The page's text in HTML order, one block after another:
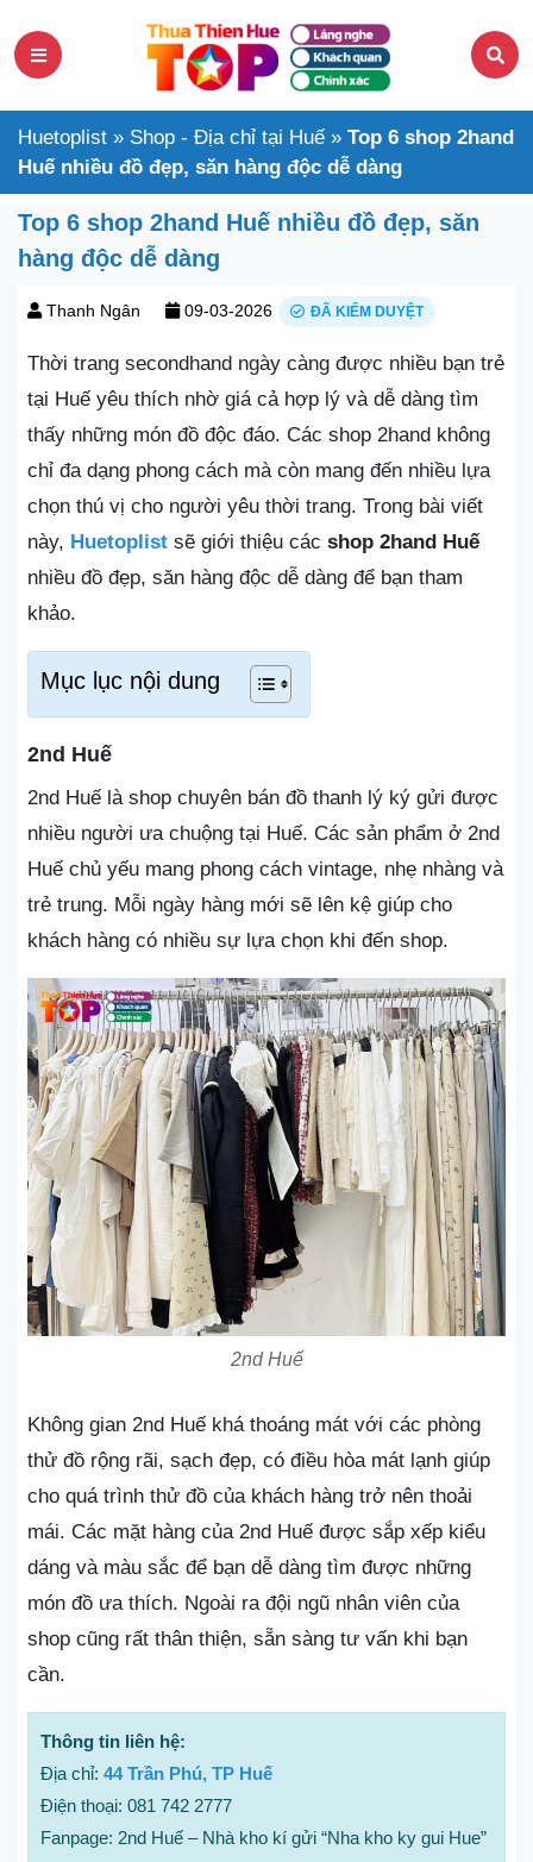
Huetoplist » Shop - Địa chỉ tại Huế » Top 6 shop 2hand
Huế nhiều đồ đẹp, săn hàng độc dễ dàng
Top 6 shop 2hand Huế nhiều đồ đẹp, săn
hàng độc dễ dàng
Thanh Ngân 09-03-2026 ĐÃ KIỂM DUYỆT
Thời trang secondhand ngày càng được nhiều bạn trẻ
tại Huế yêu thích nhờ giá cả hợp lý và dễ dàng tìm
thấy những món đồ độc đáo. Các shop 2hand không
chỉ đa dạng phong cách mà còn mang đến nhiều lựa
chọn thú vị cho người yêu thời trang. Trong bài viết
này, Huetoplist sẽ giới thiệu các shop 2hand Huế
nhiều đồ đẹp, săn hàng độc dễ dàng để bạn tham
khảo.
Mục lục nội dung
2nd Huế
2nd Huế là shop chuyên bán đồ thanh lý ký gửi được
nhiều người ưa chuộng tại Huế. Các sản phẩm ở 2nd
Huế chủ yếu mang phong cách vintage, nhẹ nhàng và
trẻ trung. Mỗi ngày hàng mới sẽ lên kệ giúp cho
khách hàng có nhiều sự lựa chọn khi đến shop.
2nd Huế
Không gian 2nd Huế khá thoáng mát với các phòng
thử đồ rộng rãi, sạch đẹp, có điều hòa mát lạnh giúp
cho quá trình thử đồ của khách hàng trở nên thoải
mái. Các mặt hàng của 2nd Huế được sắp xếp kiểu
dáng và màu sắc để bạn dễ dàng tìm được những
món đồ ưa thích. Ngoài ra đội ngũ nhân viên của
shop cũng rất thân thiện, sẵn sàng tư vấn khi bạn
cần.
Thông tin liên hệ:
Địa chỉ: 44 Trần Phú, TP Huế
Điện thoại: 081 742 2777
Fanpage: 2nd Huế – Nhà kho kí gửi “Nha kho ky gui Hue”